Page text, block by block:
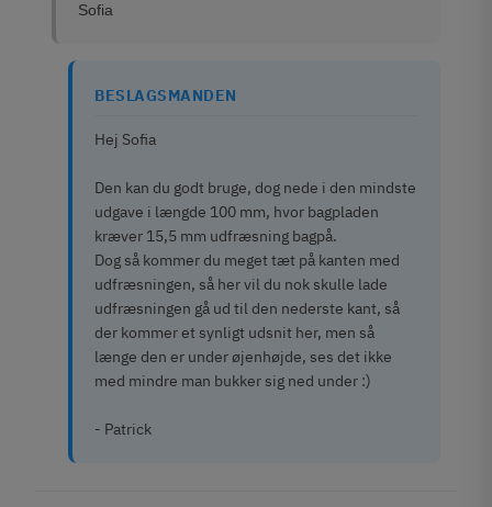
Sofia
BESLAGSMANDEN
Hej Sofia
Den kan du godt bruge, dog nede i den mindste
udgave i længde 100 mm, hvor bagpladen
kræver 15,5 mm udfræsning bagpå.
Dog så kommer du meget tæt på kanten med
udfræsningen, så her vil du nok skulle lade
udfræsningen gå ud til den nederste kant, så
der kommer et synligt udsnit her, men så
længe den er under øjenhøjde, ses det ikke
med mindre man bukker sig ned under :)
- Patrick